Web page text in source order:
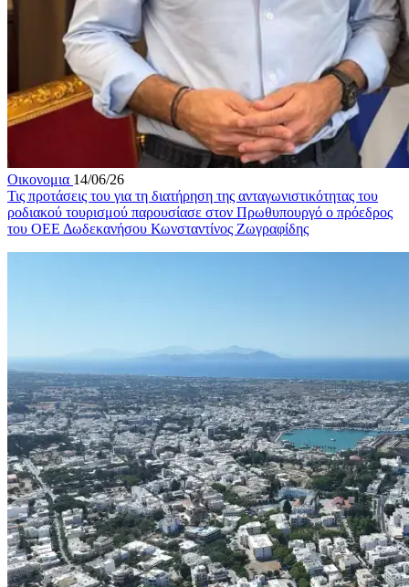
Οικονομια 14/06/26
Τις προτάσεις του για τη διατήρηση της ανταγωνιστικότητας του
ροδιακού τουρισμού παρουσίασε στον Πρωθυπουργό ο πρόεδρος
του ΟΕΕ Δωδεκανήσου Κωνσταντίνος Ζωγραφίδης